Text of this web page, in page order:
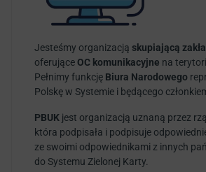
Jesteśmy organizacją skupiającą
oferujące OC komunikacyjne na
Pełnimy funkcję Biura Narodowego
Polskę w Systemie i będącego
PBUK jest organizacją uznaną przez
która podpisała i podpisuje
ze swoimi odpowiednikami z innych
do Systemu Zielonej Karty.